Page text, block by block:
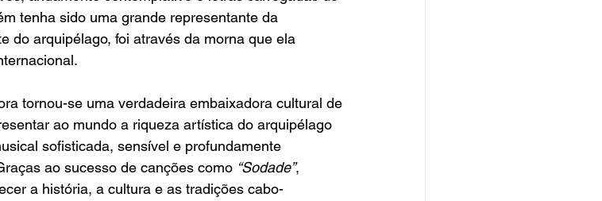
tenha sido uma grande representante da
do arquipélago, foi através da morna que ela
tornou-se uma verdadeira embaixadora cultural de
ao mundo a riqueza artística do arquipélago
sofisticada, sensível e profundamente
ao sucesso de canções como “Sodade”,
a história, a cultura e as tradições cabo-